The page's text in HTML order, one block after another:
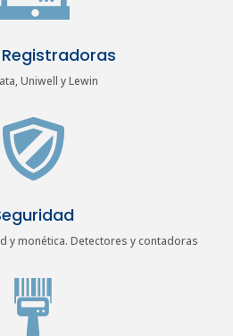
Uniwell y Lewin
y monética. Detectores y contadoras